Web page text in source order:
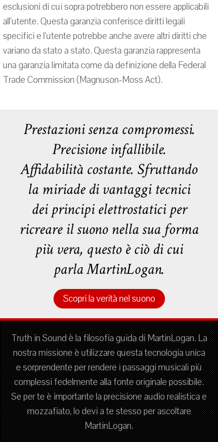
esclusioni di cui sopra potrebbero non essere applicabili
all'utente. Questa garanzia conferisce diritti legali
specifici e l'utente potrebbe anche avere altri diritti che
variano da stato a stato. Questa garanzia rappresenta
una garanzia limitata come da definizione della Federal
Trade Commission (Magnuson-Moss Act).
Prestazioni senza compromessi.
Precisione infallibile.
Affidabilità costante. Sfruttando
la miriade di vantaggi tecnici
dei principi elettrostatici per
ricreare il suono nella sua forma
più vera, questo è ciò di cui
parla MartinLogan.
Scopri la verità nel suono
Truth in Sound è la filosofia guida di MartinLogan. La
nostra missione è utilizzare questa tecnologia unica
e sorprendente per rendere i passaggi musicali più
complessi fedelmente alla fonte originale possibile.
Se per te è importante la precisione audio realistica e
mozzafiato, lo devi a te stesso per ascoltare
MartinLogan.